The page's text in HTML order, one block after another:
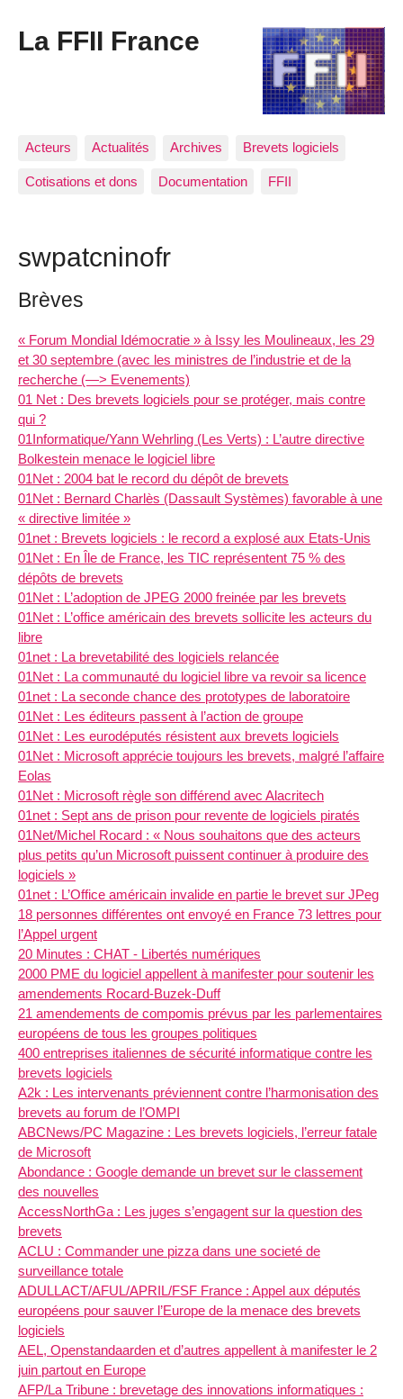
La FFII France
Acteurs Actualités Archives Brevets logiciels
Cotisations et dons Documentation FFII
swpatcninofr
Brèves
« Forum Mondial Idémocratie » à Issy les Moulineaux, les 29
et 30 septembre (avec les ministres de l’industrie et de la
recherche (—> Evenements)
01 Net : Des brevets logiciels pour se protéger, mais contre
qui ?
01Informatique/Yann Wehrling (Les Verts) : L’autre directive
Bolkestein menace le logiciel libre
01Net : 2004 bat le record du dépôt de brevets
01Net : Bernard Charlès (Dassault Systèmes) favorable à une
« directive limitée »
01net : Brevets logiciels : le record a explosé aux Etats-Unis
01Net : En Île de France, les TIC représentent 75 % des
dépôts de brevets
01Net : L’adoption de JPEG 2000 freinée par les brevets
01Net : L’office américain des brevets sollicite les acteurs du
libre
01net : La brevetabilité des logiciels relancée
01Net : La communauté du logiciel libre va revoir sa licence
01net : La seconde chance des prototypes de laboratoire
01Net : Les éditeurs passent à l’action de groupe
01Net : Les eurodéputés résistent aux brevets logiciels
01Net : Microsoft apprécie toujours les brevets, malgré l’affaire
Eolas
01Net : Microsoft règle son différend avec Alacritech
01net : Sept ans de prison pour revente de logiciels piratés
01Net/Michel Rocard : « Nous souhaitons que des acteurs
plus petits qu’un Microsoft puissent continuer à produire des
logiciels »
01net : L’Office américain invalide en partie le brevet sur JPeg
18 personnes différentes ont envoyé en France 73 lettres pour
l’Appel urgent
20 Minutes : CHAT - Libertés numériques
2000 PME du logiciel appellent à manifester pour soutenir les
amendements Rocard-Buzek-Duff
21 amendements de compomis prévus par les parlementaires
européens de tous les groupes politiques
400 entreprises italiennes de sécurité informatique contre les
brevets logiciels
A2k : Les intervenants préviennent contre l’harmonisation des
brevets au forum de l’OMPI
ABCNews/PC Magazine : Les brevets logiciels, l’erreur fatale
de Microsoft
Abondance : Google demande un brevet sur le classement
des nouvelles
AccessNorthGa : Les juges s’engagent sur la question des
brevets
ACLU : Commander une pizza dans une societé de
surveillance totale
ADULLACT/AFUL/APRIL/FSF France : Appel aux députés
européens pour sauver l’Europe de la menace des brevets
logiciels
AEL, Openstandaarden et d’autres appellent à manifester le 2
juin partout en Europe
AFP/La Tribune : brevetage des innovations informatiques :